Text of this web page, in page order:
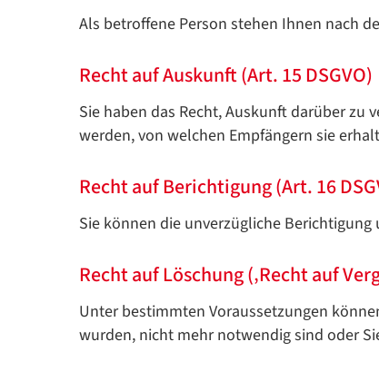
Als betroffene Person stehen Ihnen nach
Recht auf Auskunft (Art. 15 DSGVO)
Sie haben das Recht, Auskunft darüber zu
werden, von welchen Empfängern sie
Recht auf Berichtigung (Art. 16
Sie können die unverzügliche
Recht auf Löschung (‚Recht auf
Unter bestimmten Voraussetzungen
wurden, nicht mehr notwendig sind oder